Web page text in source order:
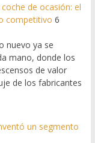
de ocasión: el
competitivo 6
nuevo ya se
mano, donde los
de valor
de los fabricantes
un segmento